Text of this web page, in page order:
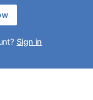
Sign in